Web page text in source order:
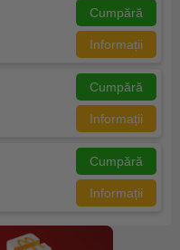
Cumpără
Informații
Cumpără
Informații
Cumpără
Informații